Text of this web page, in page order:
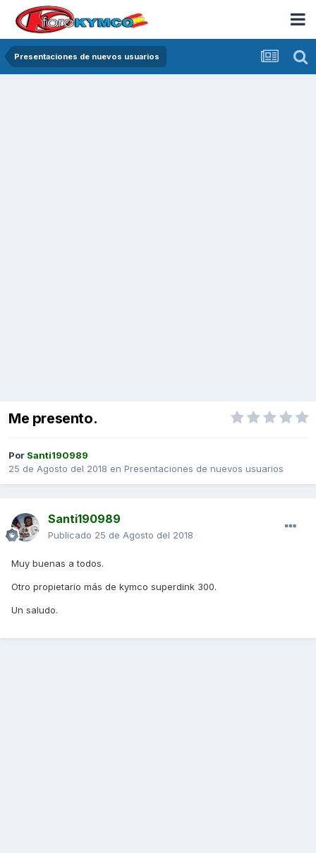
Presentaciones de nuevos usuarios
Me presento.
Por Santi190989
25 de Agosto del 2018 en Presentaciones de nuevos usuarios
Santi190989
Publicado 25 de Agosto del 2018
Muy buenas a todos.
Otro propietario más de kymco superdink 300.
Un saludo.